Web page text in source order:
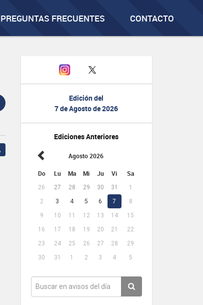
PREGUNTAS FRECUENTES CONTACTO
Edición del
7 de Agosto de 2026
Ediciones Anteriores
Agosto 2026
Do Lu Ma Mi Ju Vi Sa
26 27 28 29 30 31
1
2
3 4 5 6 7
8
9
10 11 12 13 14
15
16
17 18 19 20 21
22
23
24 25 26 27 28
29
30
31 1 2 3 4 5